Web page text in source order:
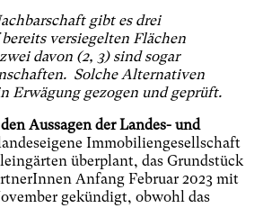
gibt es drei
versiegelten Flächen
davon (2, 3) sind sogar
Solche Alternativen
Erwägung gezogen und geprüft.
Aussagen der Landes- und
Immobiliengesellschaft
überplant, das Grundstück
Anfang Februar 2023 mit
gekündigt, obwohl das